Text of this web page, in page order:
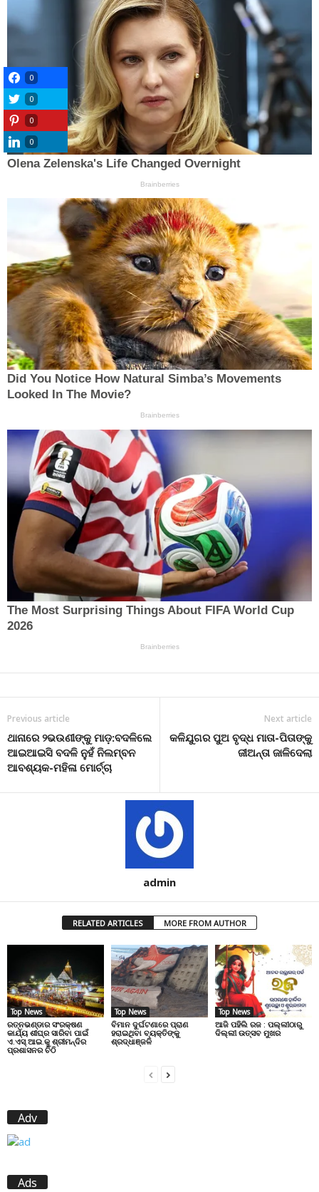
Previous article
ଥାନାରେ ୨ଭଉଣୀଙ୍କୁ ମାଡ଼:ବଦଳିଲେ
ଆଇଆଇସି ବଦଳି ନୁହଁ ନିଲମ୍ବନ
ଆବଶ୍ୟକ-ମହିଳା ମୋର୍ଚ୍ଚା
Next article
କଳିଯୁଗର ପୁଅ ବୃଦ୍ଧ ମାତା-ପିତାଙ୍କୁ
ଜୀଅନ୍ତା ଜାଳିଦେଲା
admin
RELATED ARTICLES MORE FROM AUTHOR
Top News
ରତ୍ନଭଣ୍ଡାର ସଂରକ୍ଷଣ
କାର୍ଯ୍ୟ ଶୀଘ୍ର ସାରିବା ପାଇଁ
ଏ.ଏସ୍.ଆଇ.କୁ ଶ୍ରୀମନ୍ଦିର
ପ୍ରଶାସନର ଚିଠି
Top News
ବିମାନ ଦୁର୍ଘଟଣାରେ ପ୍ରାଣ
ହରାଇଥିବା ବ୍ୟକ୍ତିଙ୍କୁ
ଶ୍ରଦ୍ଧାଞ୍ଜଳି
Top News
ଆଜି ପହିଲି ରଜ : ପଲ୍ଲୀଠାରୁ
ଦିଲ୍ଲୀ ଉତ୍ସବ ମୁଖର
Adv
Ads
0
0
0
0